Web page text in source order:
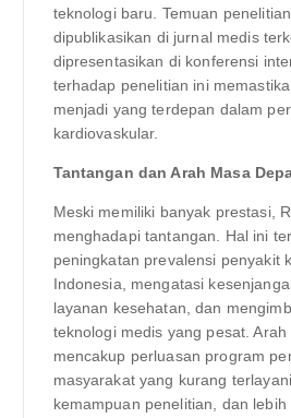
teknologi baru. Temuan
dipublikasikan di jurnal medis
dipresentasikan di konferensi
terhadap penelitian ini
menjadi yang terdepan dalam
kardiovaskular.
Tantangan dan Arah Masa
Meski memiliki banyak prestasi,
menghadapi tantangan. Hal ini
peningkatan prevalensi penyakit
Indonesia, mengatasi
layanan kesehatan, dan
teknologi medis yang pesat.
mencakup perluasan program
masyarakat yang kurang
kemampuan penelitian, dan